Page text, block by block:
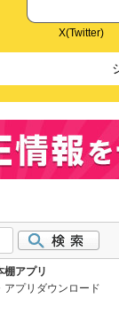
X(Twitter)
棚アプリ
アプリダウンロード